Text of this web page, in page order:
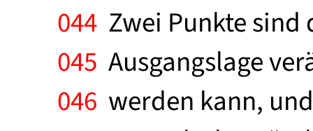
044 Zwei Punkte sind
045 Ausgangslage
046 werden kann,